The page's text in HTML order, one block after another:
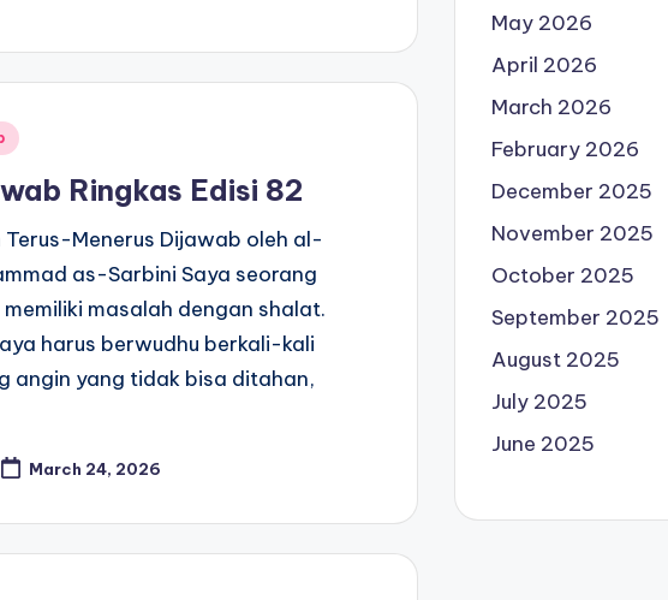
Ringkas Edisi 82
Terus-Menerus Dijawab oleh al-
as-Sarbini Saya seorang
masalah dengan shalat.
harus berwudhu berkali-kali
angin yang tidak bisa ditahan,
March 24, 2026
May 2026
April 2026
March 2026
February 2026
December 2025
November 2025
October 2025
September 2025
August 2025
July 2025
June 2025